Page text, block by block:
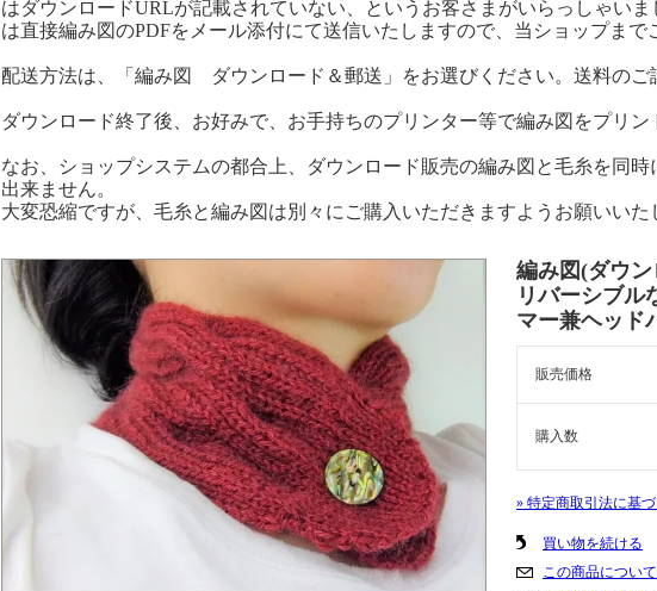
はダウンロードURLが記載されていない、というお客さまがいらっしゃい
は直接編み図のPDFをメール添付にて送信いたしますので、当ショップまで
配送方法は、「編み図 ダウンロード＆郵送」をお選びください。送料のご
ダウンロード終了後、お好みで、お手持ちのプリンター等で編み図をプリン
なお、ショップシステムの都合上、ダウンロード販売の編み図と毛糸を同
出来ません。
大変恐縮ですが、毛糸と編み図は別々にご購入いただきますようお願いいた
編み図(ダウ
リバーシブル
マー兼ヘッド
販売価格
購入数
» 特定商取引法に基
買い物を続ける
この商品につい